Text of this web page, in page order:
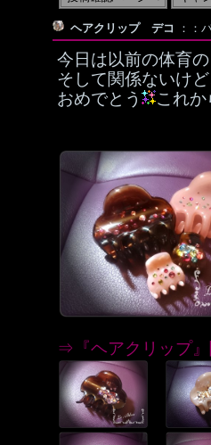
ヘアクリップ デコ ：：
今日は以前の体育
そして関係ないけ
おめでとう
これ
⇒『ヘアクリップ